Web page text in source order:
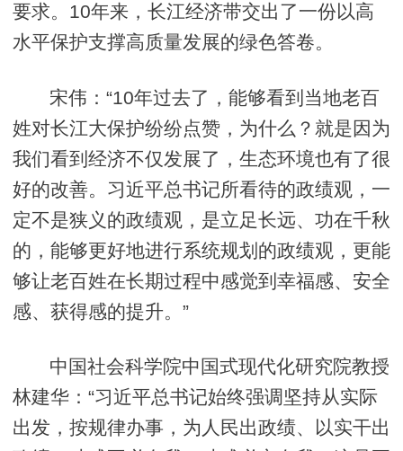
要求。10年来，长江经济带交出了一份以高
水平保护支撑高质量发展的绿色答卷。
宋伟：“10年过去了，能够看到当地老百
姓对长江大保护纷纷点赞，为什么？就是因为
我们看到经济不仅发展了，生态环境也有了很
好的改善。习近平总书记所看待的政绩观，一
定不是狭义的政绩观，是立足长远、功在千秋
的，能够更好地进行系统规划的政绩观，更能
够让老百姓在长期过程中感觉到幸福感、安全
感、获得感的提升。”
中国社会科学院中国式现代化研究院教授
林建华：“习近平总书记始终强调坚持从实际
出发，按规律办事，为人民出政绩、以实干出